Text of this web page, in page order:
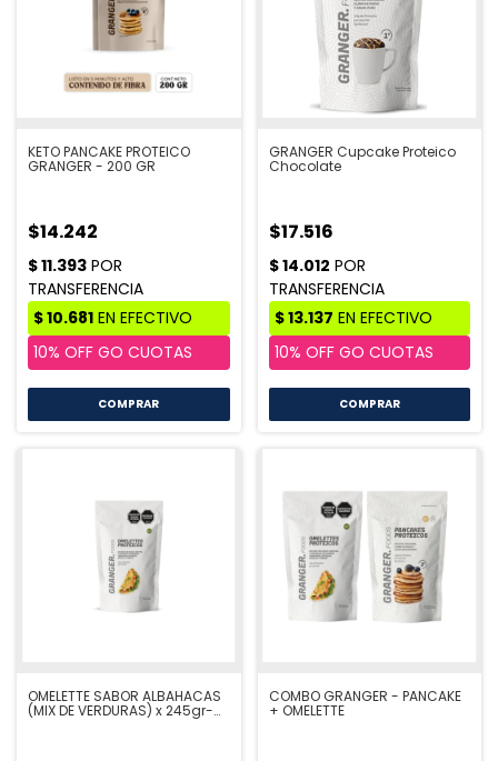
KETO PANCAKE PROTEICO
GRANGER - 200 GR
$14.242
COMPRAR
GRANGER Cupcake Proteico
Chocolate
$17.516
OMELETTE SABOR ALBAHACAS
(MIX DE VERDURAS) x 245gr-
COMBO GRANGER - PANCAKE
+ OMELETTE